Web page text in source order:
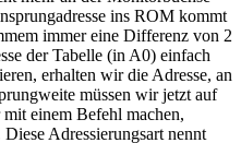
ins ROM kommt
immer eine Differenz von 2
der Tabelle (in A0) einfach
erhalten wir die Adresse, an
müssen wir jetzt auf
einem Befehl machen,
Adressierungsart nennt